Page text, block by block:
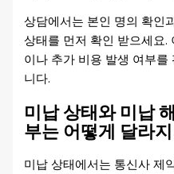
상담에서는 본인 명의 확인
상태를 먼저 확인 받으세요.
이나 추가 비용 발생 여부를
니다.
미납 상태와 미납
부는 어떻게 달라
미납 상태에서는 통신사 제